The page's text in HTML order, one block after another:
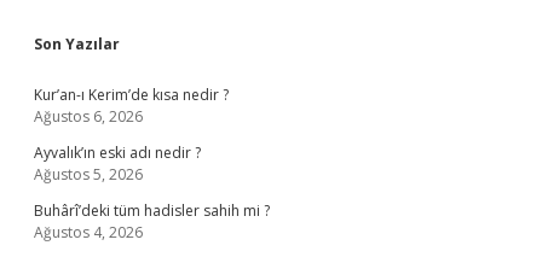
Sidebar
Son Yazılar
Kur’an-ı Kerim’de kısa nedir ?
Ağustos 6, 2026
Ayvalık’ın eski adı nedir ?
Ağustos 5, 2026
Buhârî’deki tüm hadisler sahih mi ?
Ağustos 4, 2026